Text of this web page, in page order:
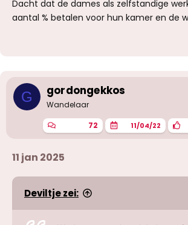
Dacht dat de dames als zelfstandige
aantal % betalen voor hun kamer en de
G gordongekkos
Wandelaar
72 11/04/22
11 jan 2025
Deviltje zei: